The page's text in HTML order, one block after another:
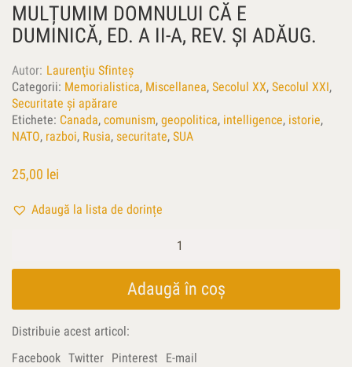
MULȚUMIM DOMNULUI CĂ E
DUMINICĂ, ED. A II-A, REV. ŞI ADĂUG.
Autor Laurenţiu Sfinteș
Categorii: Memorialistica, Miscellanea, Secolul XX, Secolul XXI,
Securitate și apărare
Etichete: Canada, comunism, geopolitica, intelligence, istorie,
NATO, razboi, Rusia, securitate, SUA
25,00 lei
Adaugă la lista de dorințe
Domnului
ed.
a
Adaugă în coș
Distribuie acest articol:
Facebook Twitter Pinterest E-mail